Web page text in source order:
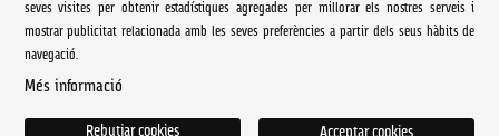
Cassà de la Selva Tel. 972 460 005
culturacassa@cassa.cat
seves visites per obtenir estadístiques agregades per millorar els nostres serveis i
mostrar publicitat relacionada amb les seves preferències a partir dels seus hàbits de
navegació.
Més informació
Rebutjar cookies